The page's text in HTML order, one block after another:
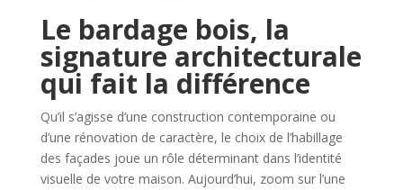
Le bardage bois, la
signature architecturale
qui fait la différence
Qu’il s’agisse d’une construction contemporaine ou
d’une rénovation de caractère, le choix de l’habillage
des façades joue un rôle déterminant dans l’identité
visuelle de votre maison. Aujourd’hui, zoom sur l’une